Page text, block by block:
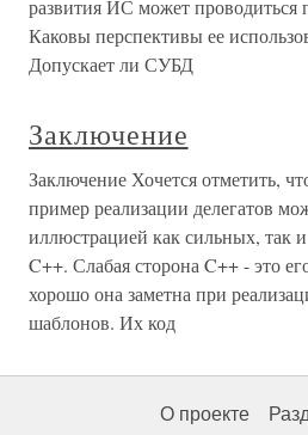
развития ИС может проводиться
Каковы перспективы ее
Допускает ли СУБД
Заключение
Заключение Хочется отметить,
пример реализации делегатов
иллюстрацией как сильных, так
C++. Слабая сторона C++ - это
хорошо она заметна при
шаблонов. Их код
О проекте